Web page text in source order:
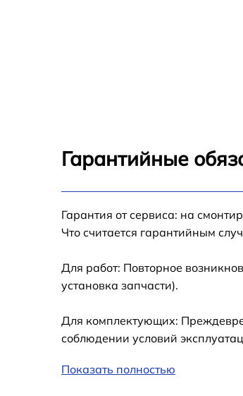
Гарантийные
Гарантия от сервиса: на
Что считается гарантийным
Для работ: Повторное
установка запчасти).
Для комплектующих:
соблюдении условий
Показать полностью